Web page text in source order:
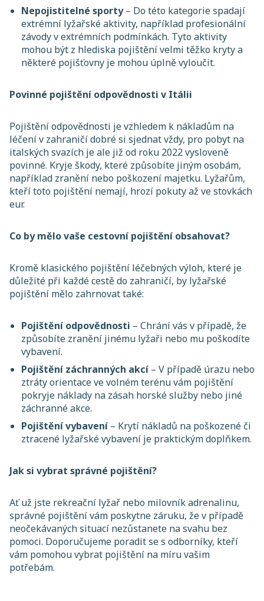
Nepojistitelné sporty– Do této kategorie spadají
extrémní lyžařské aktivity, například profesionální
závody v extrémních podmínkách. Tyto aktivity
mohou být z hlediska pojištění velmi těžko kryty a
některé pojišťovny je mohou úplně vyloučit.
Povinné pojištění odpovědnosti v Itálii
Pojištění odpovědnosti je vzhledem k nákladům na
léčení v zahraničí dobré si sjednat vždy, pro pobyt na
italských svazích je ale již od roku 2022 vysloveně
povinné. Kryje škody, které způsobíte jiným osobám,
například zranění nebo poškození majetku. Lyžařům,
kteří toto pojištění nemají, hrozí pokuty až ve stovkách
eur.
Co by mělo vaše cestovní pojištění obsahovat?
Kromě klasického pojištění léčebných výloh, které je
důležité při každé cestě do zahraničí, by lyžařské
pojištění mělo zahrnovat také:
Pojištění odpovědnosti – Chrání vás v případě, že
způsobíte zranění jinému lyžaři nebo mu poškodíte
vybavení.
Pojištění záchranných akcí– V případě úrazu nebo
ztráty orientace ve volném terénu vám pojištění
pokryje náklady na zásah horské služby nebo jiné
záchranné akce.
Pojištění vybavení– Krytí nákladů na poškozené či
ztracené lyžařské vybavení je praktickým doplňkem.
Jak si vybrat správné pojištění?
Ať už jste rekreační lyžař nebo milovník adrenalinu,
správné pojištění vám poskytne záruku, že v případě
neočekávaných situací nezůstanete na svahu bez
pomoci. Doporučujeme poradit se s odborníky, kteří
vám pomohou vybrat pojištění na míru vašim
potřebám.